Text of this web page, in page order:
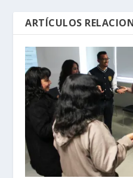
ARTÍCULOS